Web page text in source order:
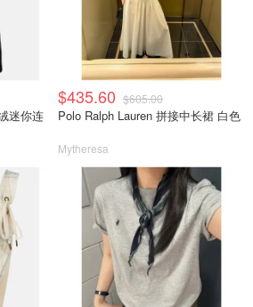
迷你连
$435.60 $605.00
Polo Ralph Lauren 拼接中长裙 白色
Mytheresa